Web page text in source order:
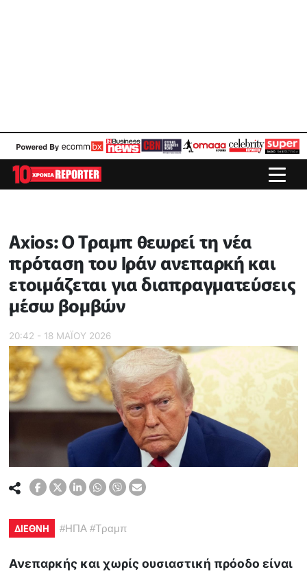
Axios: Ο Τραμπ θεωρεί τη νέα
πρόταση του Ιράν ανεπαρκή και
ετοιμάζεται για διαπραγματεύσεις
μέσω βομβών
20:42 - 18 ΜΑΪ́ΟΥ 2026
ΔΙΕΘΝΗ #ΗΠΑ #Τραμπ
Ανεπαρκής και χωρίς ουσιαστική πρόοδο είναι